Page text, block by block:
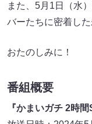
また、5月1日（水
バーたちに密着し
おたのしみに！
番組概要
『かまいガチ 2時間